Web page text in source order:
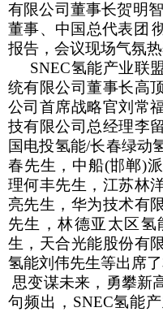
有限公司董事长贺明智
董事、中国总代表团
报告，会议现场气氛热
SNEC氢能产业联
统有限公司董事长高
公司首席战略官刘常
技有限公司总经理李
国电投氢能/长春绿动
春先生，中船(邯郸)
理何丰先生，江苏林
亮先生，华为技术有
先生，林德亚太区
生，天合光能股份有
氢能刘伟先生等出席了
思变谋未来，勇攀新
句频出， SNEC氢能